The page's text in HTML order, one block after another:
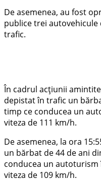
De asemenea, au fost
publice trei
trafic.
În cadrul acțiunii
depistat în trafic un
timp ce conducea un
viteza de 111 km/h.
De asemenea, la ora
un bărbat de 44 de ani
conducea un autoturism
viteza de 109 km/h.